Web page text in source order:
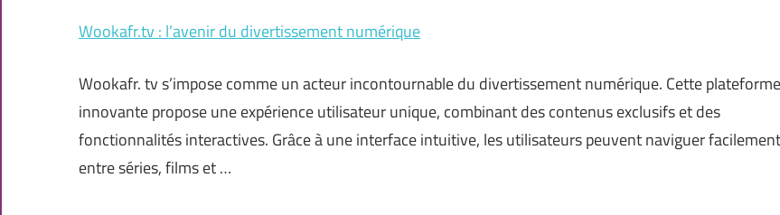
Wookafr.tv : l’avenir du divertissement numérique
Wookafr. tv s’impose comme un acteur incontournable du divertissement numérique. Cette plateforme
innovante propose une expérience utilisateur unique, combinant des contenus exclusifs et des
fonctionnalités interactives. Grâce à une interface intuitive, les utilisateurs peuvent naviguer facilement
entre séries, films et …